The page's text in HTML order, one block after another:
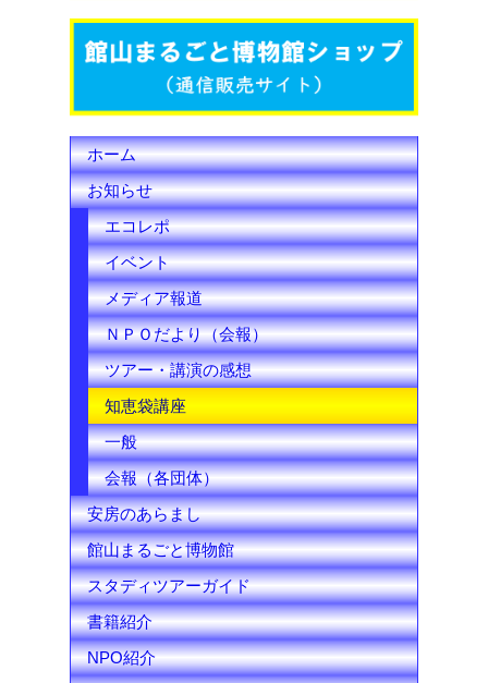
o r e
h
a
n
n
e
l
ホーム
お知らせ
エコレポ
イベント
メディア報道
ＮＰＯだより（会報）
ツアー・講演の感想
知恵袋講座
一般
会報（各団体）
安房のあらまし
館山まるごと博物館
スタディツアーガイド
書籍紹介
NPO紹介